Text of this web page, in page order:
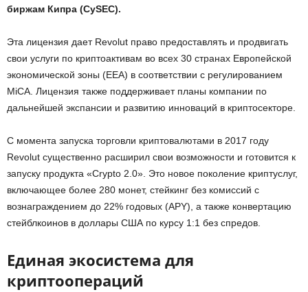
биржам Кипра (CySEC).
Эта лицензия дает Revolut право предоставлять и продвигать
свои услуги по криптоактивам во всех 30 странах Европейской
экономической зоны (EEA) в соответствии с регулированием
MiCA. Лицензия также поддерживает планы компании по
дальнейшей экспансии и развитию инноваций в криптосекторе.
С момента запуска торговли криптовалютами в 2017 году
Revolut существенно расширил свои возможности и готовится к
запуску продукта «Crypto 2.0». Это новое поколение криптуслуг,
включающее более 280 монет, стейкинг без комиссий с
вознаграждением до 22% годовых (APY), а также конвертацию
стейблкоинов в доллары США по курсу 1:1 без спредов.
Единая экосистема для
криптоопераций